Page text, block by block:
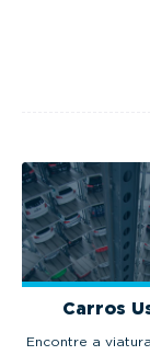
Carros
Encontre a